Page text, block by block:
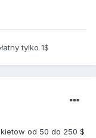
tylko 1$
od 50 do 250 $